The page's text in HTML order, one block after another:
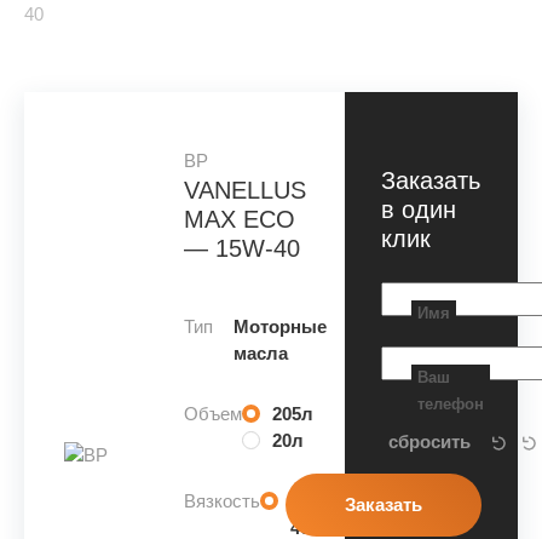
40
BP
VANELLUS
MAX ECO
— 15W-40
Тип
Моторные
масла
Объем
205л
20л
Вязкость
40
Заказать
в один
клик
Имя
Ваш
телефон